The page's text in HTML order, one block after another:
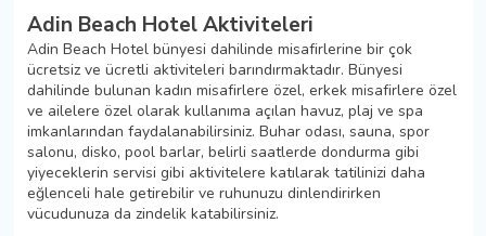
Adin Beach Hotel Aktiviteleri
Adin Beach Hotel bünyesi dahilinde misafirlerine bir çok
ücretsiz ve ücretli aktiviteleri barındırmaktadır. Bünyesi
dahilinde bulunan kadın misafirlere özel, erkek misafirlere özel
ve ailelere özel olarak kullanıma açılan havuz, plaj ve spa
imkanlarından faydalanabilirsiniz. Buhar odası, sauna, spor
salonu, disko, pool barlar, belirli saatlerde dondurma gibi
yiyeceklerin servisi gibi aktivitelere katılarak tatilinizi daha
eğlenceli hale getirebilir ve ruhunuzu dinlendirirken
vücudunuza da zindelik katabilirsiniz.